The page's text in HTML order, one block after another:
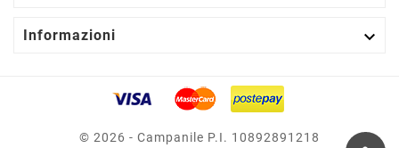
Informazioni 
© 2026 - Campanile P.I. 10892891218